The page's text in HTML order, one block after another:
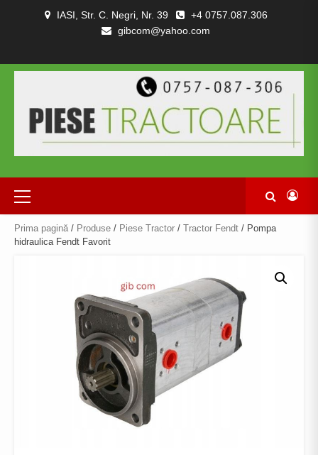
IASI, Str. C. Negri, Nr. 39
+4 0757.087.306
gibcom@yahoo.com
TRACTOARE
SI
COMBINE
NOI
DE
CONFIDENȚIALITATEA
SI
CONDITII
Primary
Menu
Prima pagină / Produse / Piese Tractor / Tractor Fendt / Pompa
hidraulica Fendt Favorit